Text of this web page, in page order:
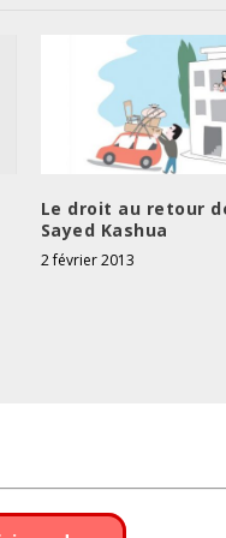
Le droit au retour
Sayed Kashua
2 février 2013